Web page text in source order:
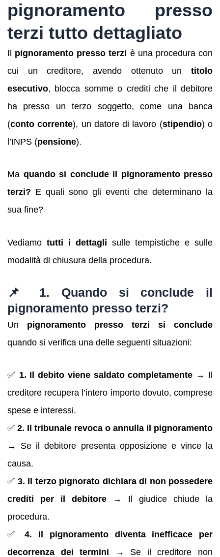
pignoramento presso
terzi tutto dettagliato
Il pignoramento presso terzi è una procedura con
cui un creditore, avendo ottenuto un titolo
esecutivo, blocca somme o crediti che il debitore
ha presso un terzo soggetto, come una banca
(conto corrente), un datore di lavoro (stipendio) o
l’INPS (pensione).
Ma quando si conclude il pignoramento presso
terzi? E quali sono gli eventi che determinano la
sua fine?
Vediamo tutti i dettagli sulle tempistiche e sulle
modalità di chiusura della procedura.
📌 1. Quando si conclude il
pignoramento presso terzi?
Un pignoramento presso terzi si conclude
quando si verifica una delle seguenti situazioni:
✅ 1. Il debito viene saldato completamente → Il
creditore recupera l’intero importo dovuto, comprese
spese e interessi.
✅ 2. Il tribunale revoca o annulla il pignoramento
→ Se il debitore presenta opposizione e vince la
causa.
✅ 3. Il terzo pignorato dichiara di non possedere
crediti per il debitore → Il giudice chiude la
procedura.
✅4. Il pignoramento diventa inefficace per
decorrenza dei termini → Se il creditore non